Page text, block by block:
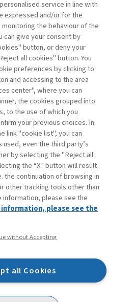
Marco
Project
-
edizione
ARCHIVE
service in line with
expressed and/or for the
the behaviour of the
can give your consent by
button, or deny your
all cookies" button. You
preferences by clicking to
and accessing to the area
center", where you can
the cookies grouped into
to the use of which you
your previous choices. In
link "cookie list", you can
even the third party’s
by selecting the "Reject all
the “X” button will result
the continuation of browsing in
other tracking tools other than
information, please see the
information, please see the
without Accepting
all Cookies